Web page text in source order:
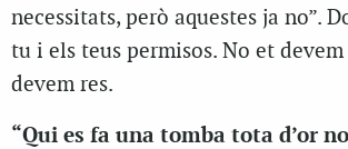
necessitats, però aquestes ja no”.
tu i els teus permisos. No et
devem res.
“Qui es fa una tomba tota d’or